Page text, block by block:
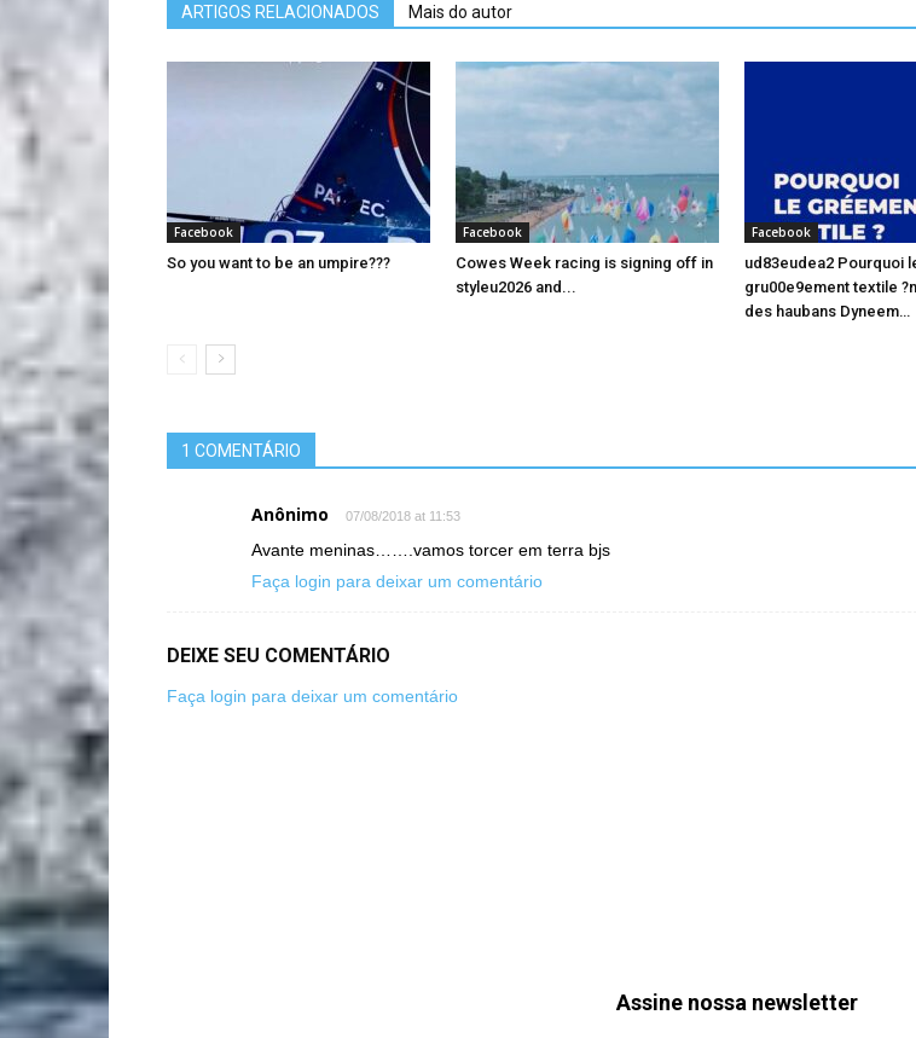
ARTIGOS RELACIONADOS Mais do autor
Facebook
So you want to be an umpire???
Facebook
Cowes Week racing is signing off in
styleu2026 and...
Facebook
ud83eudea2 Pourquoi
gru00e9ement textile
des haubans Dyneem…
1 COMENTÁRIO
Anônimo 07/08/2018 at 11:53
Avante meninas…….vamos torcer em terra bjs
Faça login para deixar um comentário
DEIXE SEU COMENTÁRIO
Faça login para deixar um comentário
Assine nossa newsletter